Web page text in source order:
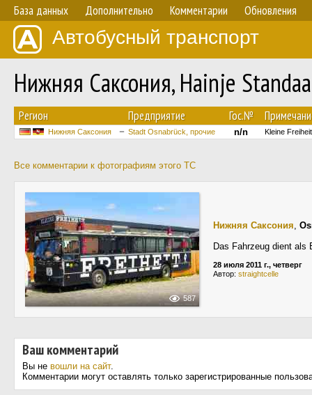
База данных Дополнительно Комментарии Обновления
Автобусный транспорт
Нижняя Саксония, Hainje
Регион Предприятие Гос.№
Нижняя Саксония Stadt Osnabrück, прочие n/n Kleine
Все комментарии к фотографиям этого ТС
587
Нижняя Саксония,
Das Fahrzeug dient als
28 июля 2011 г., четверг
Автор: straightcelle
Ваш комментарий
Вы не вошли на сайт.
Комментарии могут оставлять только зарегистрированные